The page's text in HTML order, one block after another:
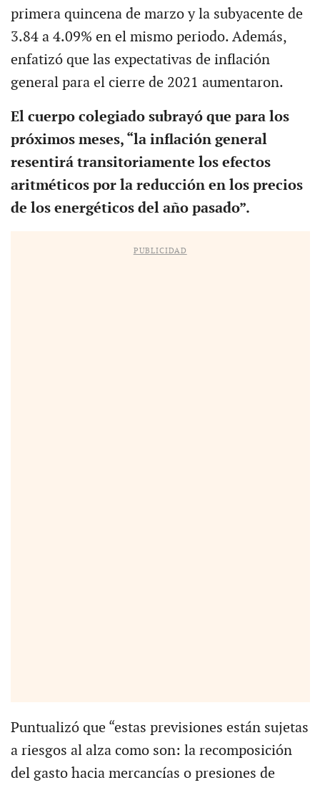
primera quincena de marzo y la subyacente de
3.84 a 4.09% en el mismo periodo. Además,
enfatizó que las expectativas de inflación
general para el cierre de 2021 aumentaron.
El cuerpo colegiado subrayó que para los
próximos meses, “la inflación general
resentirá transitoriamente los efectos
aritméticos por la reducción en los precios
de los energéticos del año pasado”.
PUBLICIDAD
Puntualizó que “estas previsiones están sujetas
a riesgos al alza como son: la recomposición
del gasto hacia mercancías o presiones de